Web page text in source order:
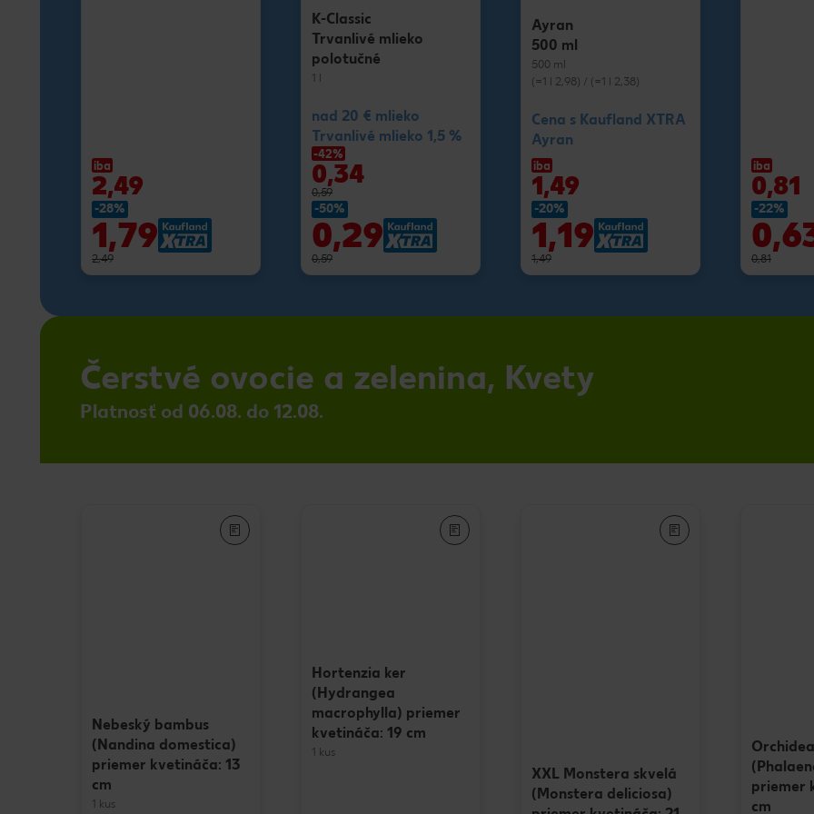
iba
2,49
-28%
1,79
2,49
K-Classic
Trvanlivé mlieko
polotučné
1 l
nad 20 € mlieko
Trvanlivé mlieko 1,5 %
-42%
0,34
0,59
-50%
0,29
0,59
Ayran
500 ml
500 ml
(=1 l 2,98) / (=1 l 2,38)
Cena s Kaufland XTRA
Ayran
iba
1,49
-20%
1,19
1,49
iba
0,81
-22%
0,81
Čerstvé ovocie a zelenina, Kvety
Platnosť od 06.08. do 12.08.
Nebeský bambus
(Nandina domestica)
priemer kvetináča: 13
cm
1 kus
Hortenzia ker
(Hydrangea
macrophylla) priemer
kvetináča: 19 cm
1 kus
XXL Monstera skvelá
(Monstera deliciosa)
priemer
cm